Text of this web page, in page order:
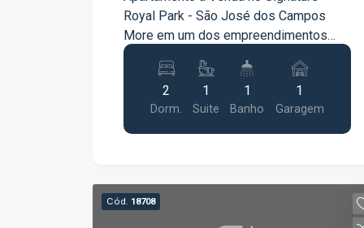
Royal Park - São José dos Campos
More em um dos empreendimentos
mais modernos e desejados de São
José dos Campos. O Signature Royal
Park oferece conforto, sofisticação e
uma infraestrutura completa para você
e sua família. Características do imóvel
Varanda com vista panorâmica Cozinha
planejada Área de serviço integrada 1
2
Dorm.
1
Suite
1
Banho
1
Garagem
Cód. 18708